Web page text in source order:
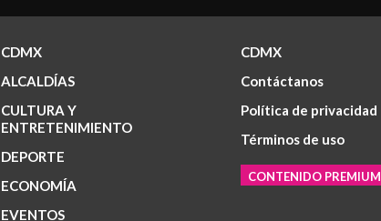
CDMX
ALCALDÍAS
CULTURA Y
ENTRETENIMIENTO
DEPORTE
ECONOMÍA
EVENTOS
CDMX
Contáctanos
Política de privacidad
Términos de uso
CONTENIDO PREMIUM